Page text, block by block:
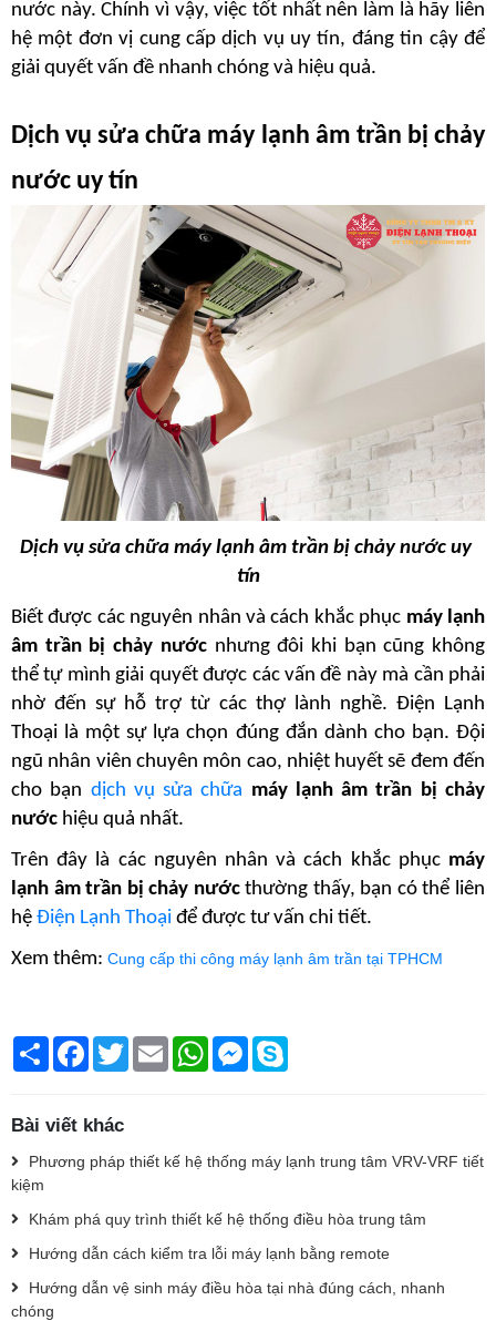
nước này. Chính vì vậy, việc tốt nhất nên làm là hãy liên
hệ một đơn vị cung cấp dịch vụ uy tín, đáng tin cậy để
giải quyết vấn đề nhanh chóng và hiệu quả.
Dịch vụ sửa chữa máy lạnh âm trần bị chảy
nước uy tín
Dịch vụ sửa chữa máy lạnh âm trần bị chảy nước uy
tín
Biết được các nguyên nhân và cách khắc phục máy lạnh
âm trần bị chảy nước nhưng đôi khi bạn cũng không
thể tự mình giải quyết được các vấn đề này mà cần phải
nhờ đến sự hỗ trợ từ các thợ lành nghề. Điện Lạnh
Thoại là một sự lựa chọn đúng đắn dành cho bạn. Đội
ngũ nhân viên chuyên môn cao, nhiệt huyết sẽ đem đến
cho bạn dịch vụ sửa chữa máy lạnh âm trần bị chảy
nước hiệu quả nhất.
Trên đây là các nguyên nhân và cách khắc phục máy
lạnh âm trần bị chảy nước thường thấy, bạn có thể liên
hệ Điện Lạnh Thoại để được tư vấn chi tiết.
Xem thêm: Cung cấp thi công máy lạnh âm trần tại TPHCM
Chia
sẻ
Facebook
TwitterEmail WhatsAppMessenger
Bài viết khác
Phương pháp thiết kế hệ thống máy lạnh trung tâm VRV-VRF tiết
kiệm
Khám phá quy trình thiết kế hệ thống điều hòa trung tâm
Hướng dẫn cách kiểm tra lỗi máy lạnh bằng remote
Hướng dẫn vệ sinh máy điều hòa tại nhà đúng cách, nhanh
chóng